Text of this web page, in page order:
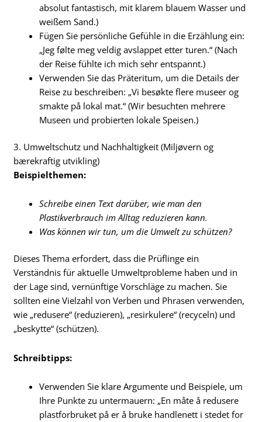
absolut fantastisch, mit klarem blauem Wasser und
weißem Sand.)
Fügen Sie persönliche Gefühle in die Erzählung ein:
„Jeg følte meg veldig avslappet etter turen.“ (Nach
der Reise fühlte ich mich sehr entspannt.)
Verwenden Sie das Präteritum, um die Details der
Reise zu beschreiben: „Vi besøkte flere museer og
smakte på lokal mat.“ (Wir besuchten mehrere
Museen und probierten lokale Speisen.)
3. Umweltschutz und Nachhaltigkeit (Miljøvern og
bærekraftig utvikling)
Beispielthemen:
Schreibe einen Text darüber, wie man den
Plastikverbrauch im Alltag reduzieren kann.
Was können wir tun, um die Umwelt zu schützen?
Dieses Thema erfordert, dass die Prüflinge ein
Verständnis für aktuelle Umweltprobleme haben und in
der Lage sind, vernünftige Vorschläge zu machen. Sie
sollten eine Vielzahl von Verben und Phrasen verwenden,
wie „redusere“ (reduzieren), „resirkulere“ (recyceln) und
„beskytte“ (schützen).
Schreibtipps:
Verwenden Sie klare Argumente und Beispiele, um
Ihre Punkte zu untermauern: „En måte å redusere
plastforbruket på er å bruke handlenett i stedet for